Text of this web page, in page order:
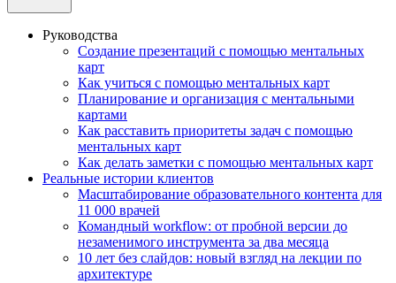
Руководства
Создание презентаций с помощью ментальных
карт
Как учиться с помощью ментальных карт
Планирование и организация с ментальными
картами
Как расставить приоритеты задач с помощью
ментальных карт
Как делать заметки с помощью ментальных карт
Реальные истории клиентов
Масштабирование образовательного контента для
11 000 врачей
Командный workflow: от пробной версии до
незаменимого инструмента за два месяца
10 лет без слайдов: новый взгляд на лекции по
архитектуре